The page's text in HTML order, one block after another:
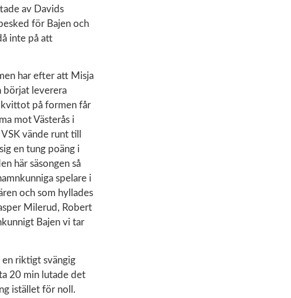
av Davids
för Bajen och
inte på att
har efter att Misja
börjat leverera
kvittot på formen får
mot Västerås i
vände runt till
en tung poäng i
här säsongen så
spelare i
och som hyllades
Milerud, Robert
Bajen vi tar
en riktigt svängig
20 min lutade det
istället för noll.